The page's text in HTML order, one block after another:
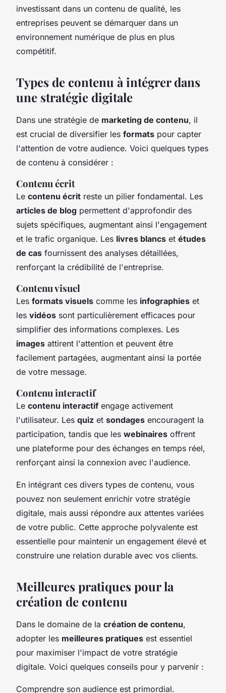
investissant dans un contenu de qualité, les
entreprises peuvent se démarquer dans un
environnement numérique de plus en plus
compétitif.
Types de contenu à intégrer dans
une stratégie digitale
Dans une stratégie de marketing de contenu, il
est crucial de diversifier les formats pour capter
l'attention de votre audience. Voici quelques types
de contenu à considérer :
Contenu écrit
Le contenu écrit reste un pilier fondamental. Les
articles de blog permettent d'approfondir des
sujets spécifiques, augmentant ainsi l'engagement
et le trafic organique. Les livres blancs et études
de cas fournissent des analyses détaillées,
renforçant la crédibilité de l'entreprise.
Contenu visuel
Les formats visuels comme les infographies et
les vidéos sont particulièrement efficaces pour
simplifier des informations complexes. Les
images attirent l'attention et peuvent être
facilement partagées, augmentant ainsi la portée
de votre message.
Contenu interactif
Le contenu interactif engage activement
l'utilisateur. Les quiz et sondages encouragent la
participation, tandis que les webinaires offrent
une plateforme pour des échanges en temps réel,
renforçant ainsi la connexion avec l'audience.
En intégrant ces divers types de contenu, vous
pouvez non seulement enrichir votre stratégie
digitale, mais aussi répondre aux attentes variées
de votre public. Cette approche polyvalente est
essentielle pour maintenir un engagement élevé et
construire une relation durable avec vos clients.
Meilleures pratiques pour la
création de contenu
Dans le domaine de la création de contenu,
adopter les meilleures pratiques est essentiel
pour maximiser l'impact de votre stratégie
digitale. Voici quelques conseils pour y parvenir :
Comprendre son audience est primordial.